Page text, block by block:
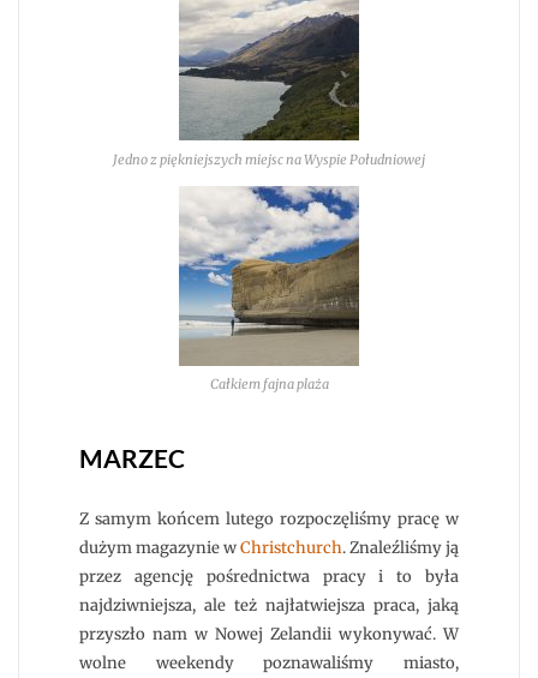
Jedno z piękniejszych miejsc na Wyspie Południowej
Całkiem fajna plaża
MARZEC
Z samym końcem lutego rozpoczęliśmy pracę w
dużym magazynie wChristchurch. Znaleźliśmy ją
przez agencję pośrednictwa pracy i to była
najdziwniejsza, ale też najłatwiejsza praca, jaką
przyszło nam w Nowej Zelandii wykonywać. W
wolne weekendy poznawaliśmy miasto,